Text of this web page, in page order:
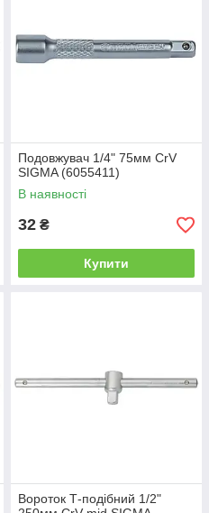
Подовжувач 1/4" 75мм CrV
SIGMA (6055411)
В наявності
32 ₴
Купити
Вороток Т-подібний 1/2"